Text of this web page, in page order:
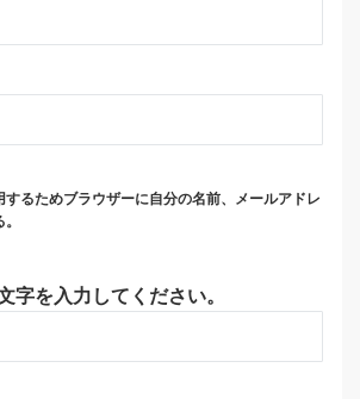
るためブラウザーに自分の名前、メールアドレ
字を入力してください。